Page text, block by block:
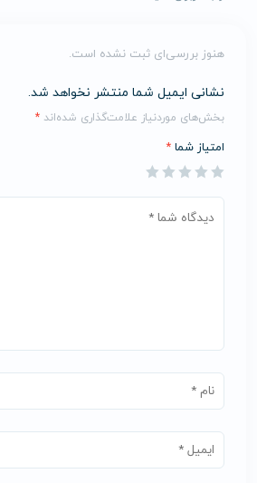
هنوز بررسی‌ای ثبت نشده است.
نشانی ایمیل شما منتشر نخواهد شد.
بخش‌های موردنیاز علامت‌گذاری شده‌اند *
امتیاز شما *